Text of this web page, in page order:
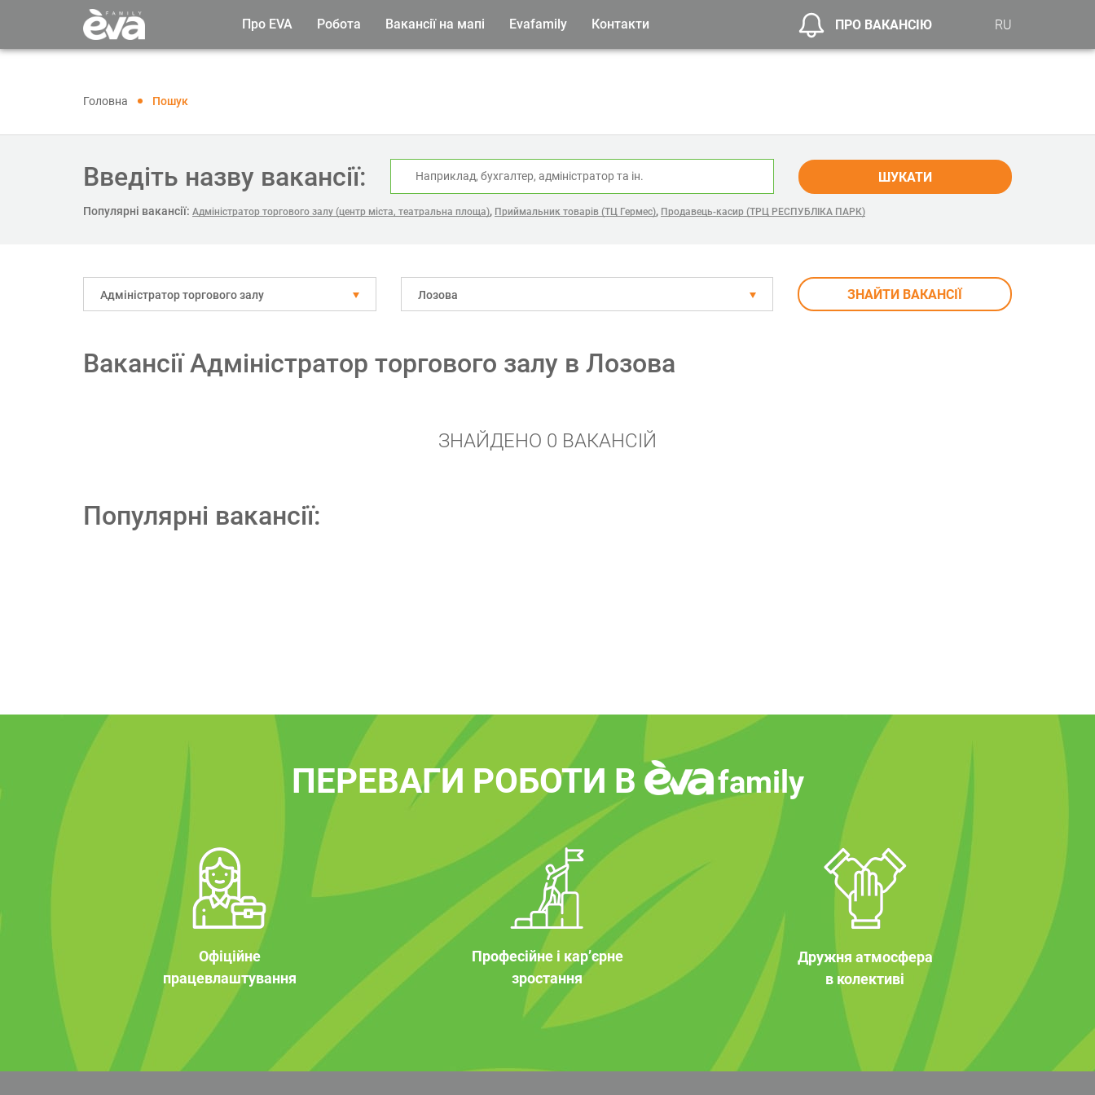
Про EVA Робота Вакансії на мапі Evafamily Контакти ПРО ВАКАНСІЮ RU
Головна Пошук
Введіть назву вакансії: ШУКАТИ
Популярні вакансії: Адміністратор торгового залу (центр міста, театральна площа), Приймальник товарів (ТЦ Гермес), Продавець-касир (ТРЦ РЕСПУБЛІКА ПАРК)
Адміністратор торгового залу Лозова ЗНАЙТИ ВАКАНСІЇ
Вакансії Адміністратор торгового залу в Лозова
ЗНАЙДЕНО 0 ВАКАНСІЙ
Популярні вакансії:
ПЕРЕВАГИ РОБОТИ В family
Офіційне
працевлаштування
Професійне і кар’єрне
зростання
Дружня атмосфера
в колективі